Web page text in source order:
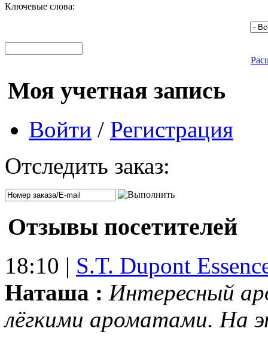
Ключевые слова:
Моя учетная запись
Войти / Регистрация
Отследить заказ:
Отзывы посетителей
18:10 | S.T. Dupont
Наташа : Интересный
лёгкими ароматами. На